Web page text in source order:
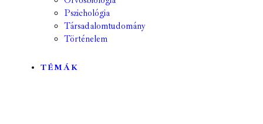
Pszichológia
Társadalomtudomány
Történelem
TÉMÁK